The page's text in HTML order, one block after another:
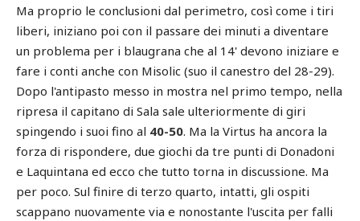
Ma proprio le conclusioni dal perimetro, così come i tiri
liberi, iniziano poi con il passare dei minuti a diventare
un problema per i blaugrana che al 14' devono iniziare e
fare i conti anche con Misolic (suo il canestro del 28-29).
Dopo l'antipasto messo in mostra nel primo tempo, nella
ripresa il capitano di Sala sale ulteriormente di giri
spingendo i suoi fino al 40-50. Ma la Virtus ha ancora la
forza di rispondere, due giochi da tre punti di Donadoni
e Laquintana ed ecco che tutto torna in discussione. Ma
per poco. Sul finire di terzo quarto, intatti, gli ospiti
scappano nuovamente via e nonostante l'uscita per falli